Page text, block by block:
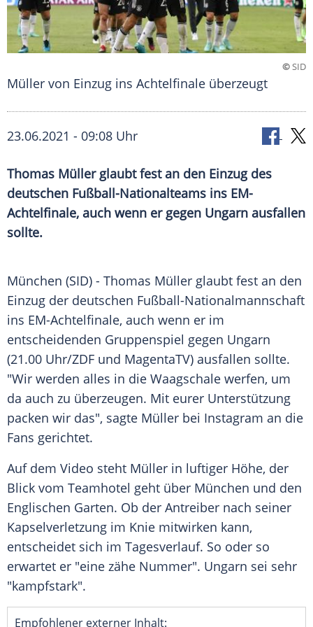
©SID
Müller von Einzug ins Achtelfinale überzeugt
23.06.2021 - 09:08 Uhr
Thomas Müllerglaubt fest an den Einzug des
deutschen Fußball-Nationalteams ins EM-
Achtelfinale, auch wenn er gegen Ungarn ausfallen
sollte.
München (SID) - Thomas Müller glaubt fest an den
Einzug der deutschen Fußball-Nationalmannschaft
ins EM-Achtelfinale, auch wenn er im
entscheidenden Gruppenspiel gegen Ungarn
(21.00 Uhr/ZDF und MagentaTV) ausfallen sollte.
"Wir werden alles in die Waagschale werfen, um
da auch zu überzeugen. Mit eurer Unterstützung
packen wir das", sagte Müller bei Instagram an die
Fans gerichtet.
Auf dem Video steht Müller in luftiger Höhe, der
Blick vom Teamhotel geht über München und den
Englischen Garten. Ob der Antreiber nach seiner
Kapselverletzung im Knie mitwirken kann,
entscheidet sich im Tagesverlauf. So oder so
erwartet er "eine zähe Nummer". Ungarn sei sehr
"kampfstark".
Empfohlener externer Inhalt: